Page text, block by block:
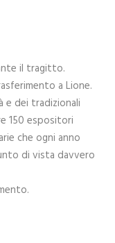
il tragitto.
a Lione.
e dei tradizionali
150 espositori
che ogni anno
di vista davvero